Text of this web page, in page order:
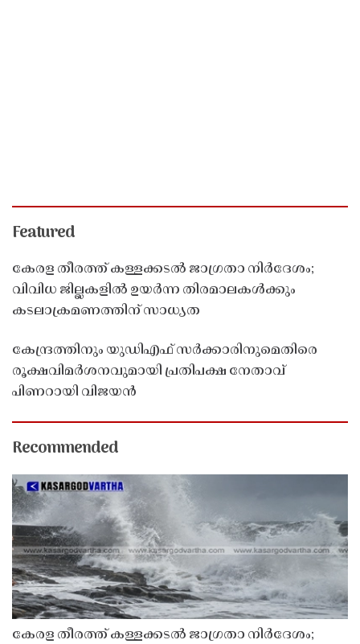
Featured
കേരള തീരത്ത് കള്ളക്കടൽ ജാഗ്രതാ നിർദേശം;
വിവിധ ജില്ലകളിൽ ഉയർന്ന തിരമാലകൾക്കും
കടലാക്രമണത്തിന് സാധ്യത
കേന്ദ്രത്തിനും യുഡിഎഫ് സർക്കാരിനുമെതിരെ
രൂക്ഷവിമർശനവുമായി പ്രതിപക്ഷ നേതാവ്
പിണറായി വിജയൻ
Recommended
കേരള തീരത്ത് കള്ളക്കടൽ ജാഗ്രതാ നിർദേശം;